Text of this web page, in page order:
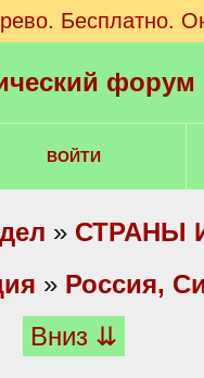
Бесплатно.
ВОЙТИ
» СТРАНЫ
» Россия,
Вниз ⇊